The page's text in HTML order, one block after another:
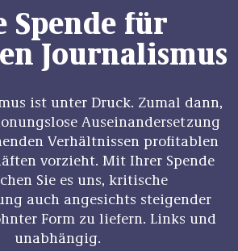
Spende für
Journalismus
ist unter Druck. Zumal dann,
Auseinandersetzung
Verhältnissen profitablen
vorzieht. Mit Ihrer Spende
Sie es uns, kritische
auch angesichts steigender
Form zu liefern. Links und
unabhängig.